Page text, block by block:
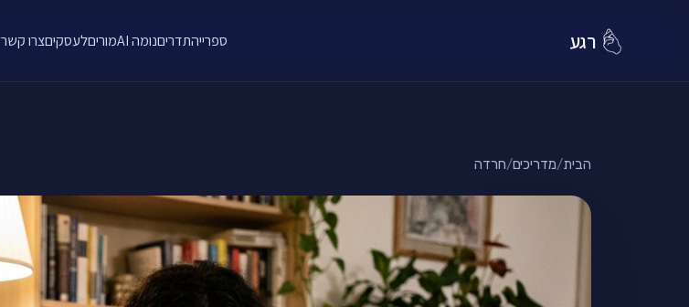
רגע ספרייהתדריםנומה AI מוריםלעסקיםצרו קשר
הבית/מדריכים/חרדה